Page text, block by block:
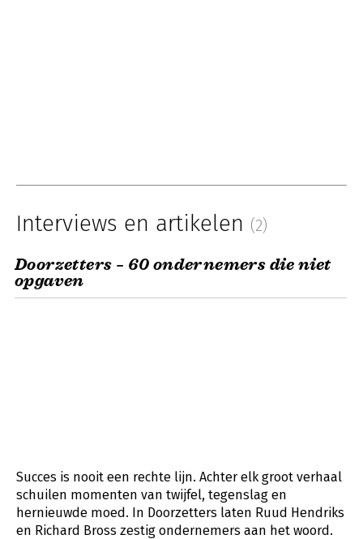
Interviews en artikelen (2)
Doorzetters – 60 ondernemers die niet
opgaven
Succes is nooit een rechte lijn. Achter elk groot verhaal
schuilen momenten van twijfel, tegenslag en
hernieuwde moed. In Doorzetters laten Ruud Hendriks
en Richard Bross zestig ondernemers aan het woord.